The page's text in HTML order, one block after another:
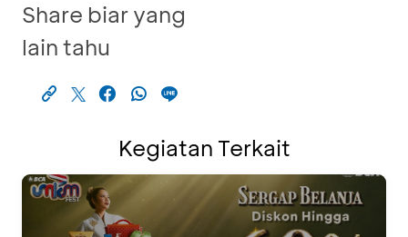
Share biar yang
lain tahu
Kegiatan Terkait